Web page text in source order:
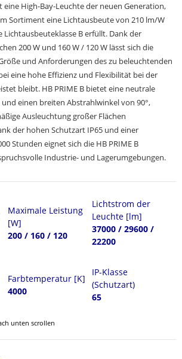
eine High-Bay-Leuchte der neuen Generation,
Sortiment eine Lichtausbeute von 210 lm/W
B erfüllt. Dank der
200 W und 160 W / 120 W lässt sich die
und Anforderungen des zu beleuchtenden
eine hohe Effizienz und Flexibilität bei der
bleibt. HB PRIME B bietet eine neutrale
einen breiten Abstrahlwinkel von 90°,
Ausleuchtung großer Flächen
der hohen Schutzart IP65 und einer
Stunden eignet sich die HB PRIME B
Industrie- und Lagerumgebungen.
Maximale Leistung
[W]
200 / 160 / 120
Lichtstrom der
Leuchte [lm]
37000 / 29600 /
22200
Farbtemperatur [K]
4000
IP-Klasse
(Schutzart)
65
unten scrollen